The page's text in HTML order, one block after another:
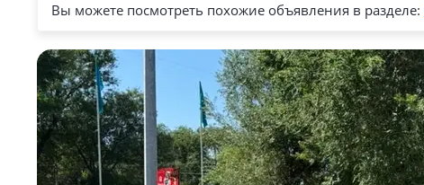
Вы можете посмотреть похожие объявления в разделе: